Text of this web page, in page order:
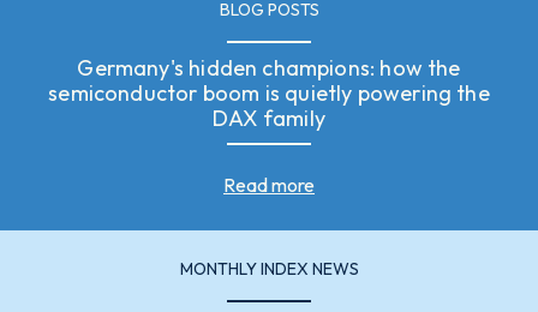
BLOG POSTS
Germany's hidden champions: how the
semiconductor boom is quietly powering the
DAX family
Read more
MONTHLY INDEX NEWS